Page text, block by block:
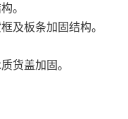
。
及板条加固结构。
货盖加固。